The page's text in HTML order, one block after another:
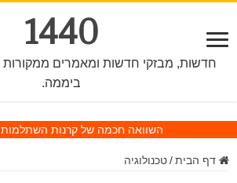
1440
ביממה.
השוואה חכמה של קרנות השתלמות
דף הבית / טכנולוגיה